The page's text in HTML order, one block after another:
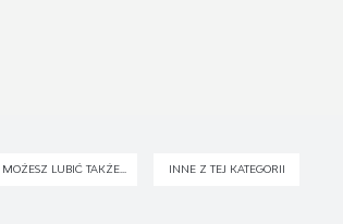
MOŻESZ LUBIĆ TAKŻE... INNE Z TEJ KATEGORII